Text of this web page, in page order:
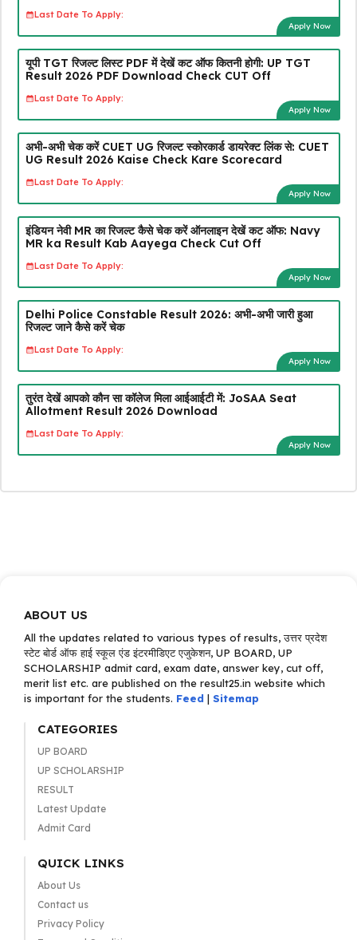
Last Date To Apply:
Apply Now
यूपी TGT रिजल्ट लिस्ट PDF में देखें कट ऑफ कितनी होगी: UP TGT
Result 2026 PDF Download Check CUT Off
Last Date To Apply:
Apply Now
अभी-अभी चेक करें CUET UG रिजल्ट स्कोरकार्ड डायरेक्ट लिंक से: CUET
UG Result 2026 Kaise Check Kare Scorecard
Last Date To Apply:
Apply Now
इंडियन नेवी MR का रिजल्ट कैसे चेक करें ऑनलाइन देखें कट ऑफ: Navy
MR ka Result Kab Aayega Check Cut Off
Last Date To Apply:
Apply Now
Delhi Police Constable Result 2026: अभी-अभी जारी हुआ
रिजल्ट जाने कैसे करें चेक
Last Date To Apply:
Apply Now
तुरंत देखें आपको कौन सा कॉलेज मिला आईआईटी में: JoSAA Seat
Allotment Result 2026 Download
Last Date To Apply:
Apply Now
ABOUT US
All the updates related to various types of results, उत्तर प्रदेश
स्टेट बोर्ड ऑफ हाई स्कूल एंड इंटरमीडिएट एजुकेशन, UP BOARD, UP
SCHOLARSHIP admit card, exam date, answer key, cut off,
merit list etc. are published on the result25.in website which
is important for the students. Feed | Sitemap
CATEGORIES
UP BOARD
UP SCHOLARSHIP
RESULT
Latest Update
Admit Card
QUICK LINKS
About Us
Contact us
Privacy Policy